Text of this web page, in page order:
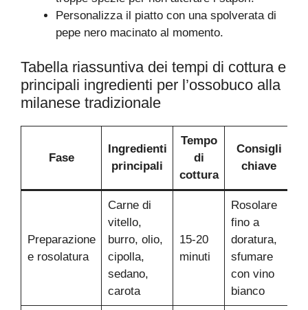
Personalizza il piatto con una spolverata di
pepe nero macinato al momento.
Tabella riassuntiva dei tempi di cottura e
principali ingredienti per l’ossobuco alla
milanese tradizionale
Fase
Ingredienti
principali
Tempo
di
cottura
Consigli
chiave
Preparazione
e rosolatura
Carne di
vitello,
burro, olio,
cipolla,
sedano,
carota
15-20
minuti
Rosolare
fino a
doratura,
sfumare
con vino
bianco